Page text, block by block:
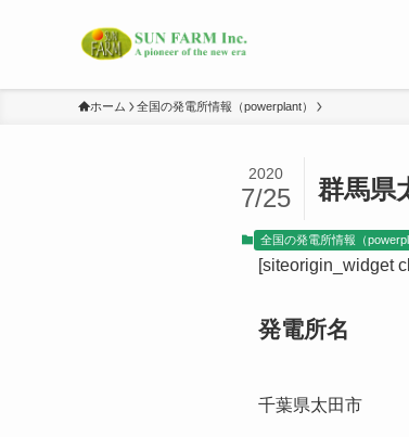
ホーム 全国の発電所情報（powerplant）
群馬県
2020
7/25
全国の発電所情報（
[siteorigin_widget
発電所名
千葉県太田市